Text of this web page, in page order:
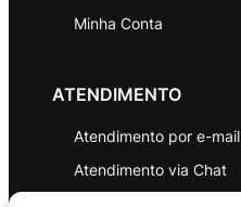
Minha Conta
ATENDIMENTO
Atendimento por e-mail
Atendimento via Chat